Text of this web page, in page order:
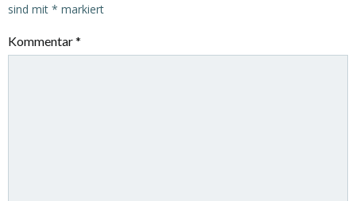
sind mit * markiert
Kommentar*